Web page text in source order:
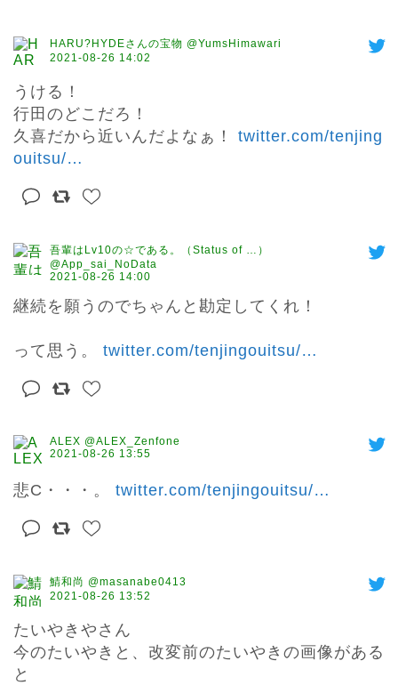
HARU?HYDEさんの宝物 @YumsHimawari
2021-08-26 14:02
うける！
行田のどこだろ！
久喜だから近いんだよなぁ！ twitter.com/tenjing
ouitsu/…
吾輩はLv10の☆である。（Status of …）
@App_sai_NoData
2021-08-26 14:00
継続を願うのでちゃんと勘定してくれ！
って思う。 twitter.com/tenjingouitsu/…
ALEX @ALEX_Zenfone
2021-08-26 13:55
悲C・・・。 twitter.com/tenjingouitsu/…
鯖和尚 @masanabe0413
2021-08-26 13:52
たいやきやさん
今のたいやきと、改変前のたいやきの画像がある
と